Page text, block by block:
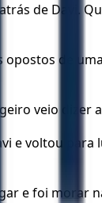
de Davi.
opostos de
veio dizer
e voltou
e foi morar